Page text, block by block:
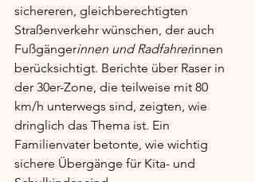
sichereren, gleichberechtigten
Straßenverkehr wünschen, der auch
Fußgängerinnen und Radfahrerinnen
berücksichtigt. Berichte über Raser in
der 30er-Zone, die teilweise mit 80
km/h unterwegs sind, zeigten, wie
dringlich das Thema ist. Ein
Familienvater betonte, wie wichtig
sichere Übergänge für Kita- und